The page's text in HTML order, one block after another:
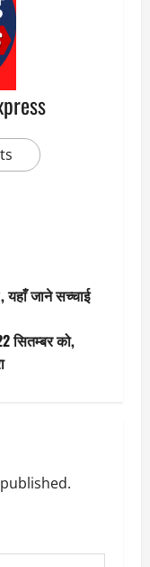
जाने सच्चाई
सितम्बर को,